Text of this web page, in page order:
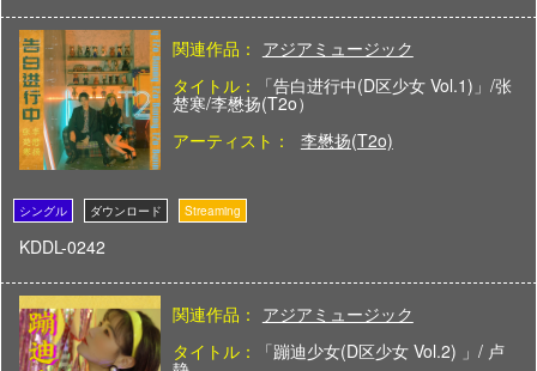
関連作品： アジアミュージック
タイトル：
「告白进行中(D区少女 Vol.1)」/张
楚寒/李懋扬(T2o）
アーティスト：
李懋扬(T2o)
KDDL-0242
関連作品： アジアミュージック
タイトル：
「蹦迪少女(D区少女 Vol.2) 」/ 卢